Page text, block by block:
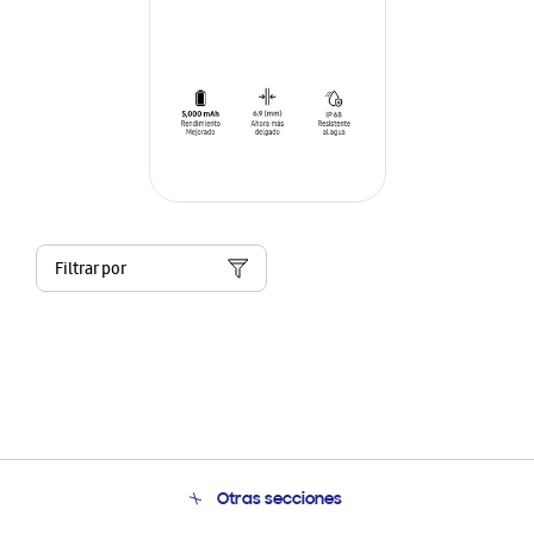
Filtrar por
Otras secciones